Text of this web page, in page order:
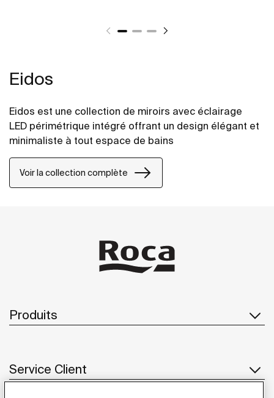
Eidos
Eidos est une collection de miroirs avec éclairage
LED périmétrique intégré offrant un design élégant et
minimaliste à tout espace de bains
Voir la collection complète
Produits
Service Client